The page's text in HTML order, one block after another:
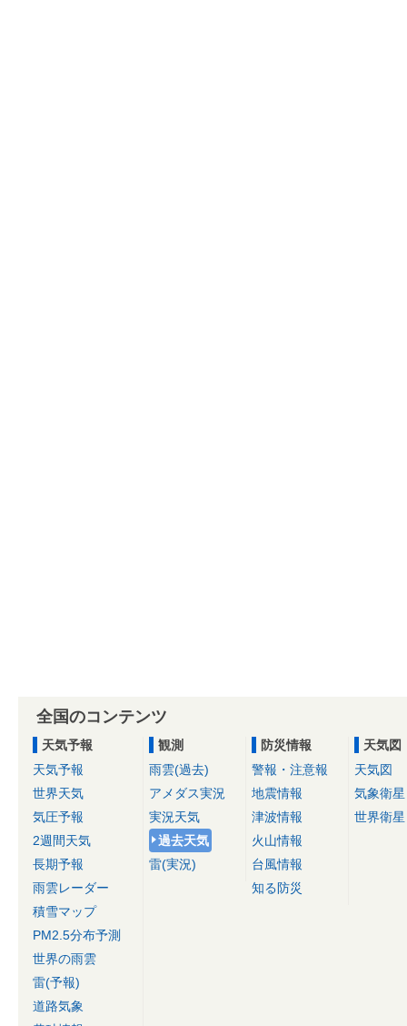
全国のコンテンツ
天気予報
天気予報
世界天気
気圧予報
2週間天気
長期予報
雨雲レーダー
積雪マップ
PM2.5分布予測
世界の雨雲
雷(予報)
道路気象
観測
雨雲(過去)
アメダス実況
実況天気
過去天気
雷(実況)
防災情報
警報・注意報
地震情報
津波情報
火山情報
台風情報
知る防災
天気図
天気図
気象衛星
世界衛星